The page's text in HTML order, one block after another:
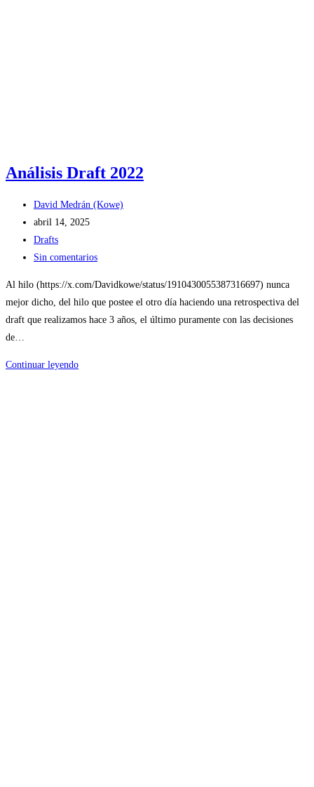
Análisis Draft 2022
Autor
de
la
entrada:
David Medrán (Kowe)
Publicación
de
la
abril 14, 2025
Categoría
de
entrada:
Drafts
Comentarios
la
entrada:
Sin comentarios
Al hilo (https://x.com/Davidkowe/status/1910430055387316697) nunca
mejor dicho, del hilo que postee el otro día haciendo una retrospectiva del
draft que realizamos hace 3 años, el último puramente con las decisiones
de…
Continuar leyendoAnálisis